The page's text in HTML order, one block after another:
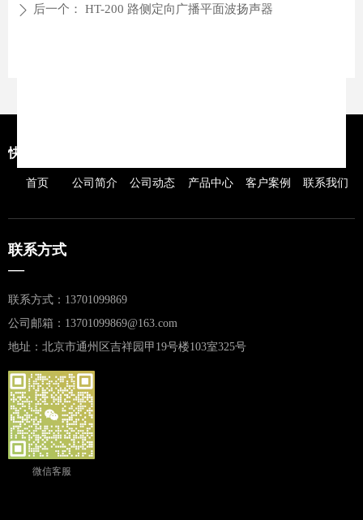
ꄲ 后一个： HT-200 路侧定向广播平面波扬声器
快捷导航
首页 公司简介 公司动态 产品中心 客户案例 联系我们
联系方式
—
联系方式：13701099869
公司邮箱：13701099869@163.com
地址：北京市通州区吉祥园甲19号楼103室325号
微信客服